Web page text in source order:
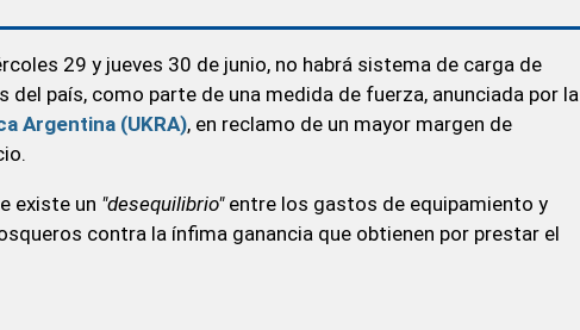
29 y jueves 30 de junio, no habrá sistema de carga de
del país, como parte de una medida de fuerza, anunciada por la
Argentina (UKRA), en reclamo de un mayor margen de
existe un "desequilibrio"entre los gastos de equipamiento y
contra la ínfima ganancia que obtienen por prestar el